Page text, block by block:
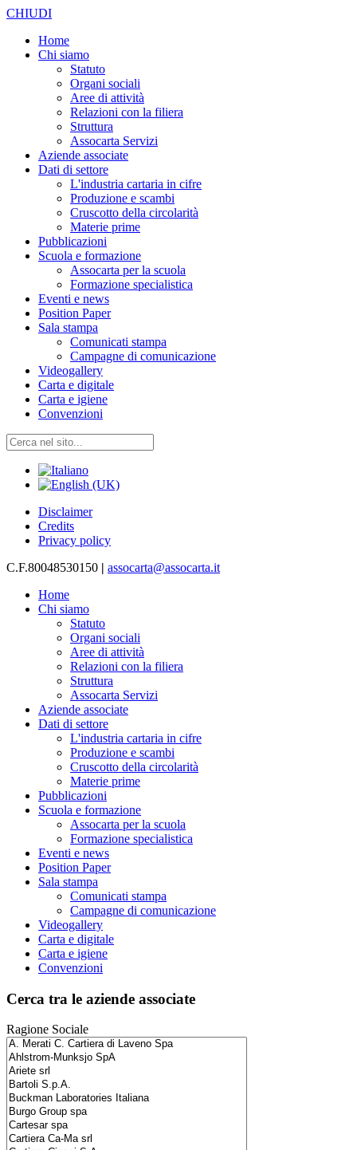
CHIUDI
Home
Chi siamo
Statuto
Organi sociali
Aree di attività
Relazioni con la filiera
Struttura
Assocarta Servizi
Aziende associate
Dati di settore
L'industria cartaria in cifre
Produzione e scambi
Cruscotto della circolarità
Materie prime
Pubblicazioni
Scuola e formazione
Assocarta per la scuola
Formazione specialistica
Eventi e news
Position Paper
Sala stampa
Comunicati stampa
Campagne di comunicazione
Videogallery
Carta e digitale
Carta e igiene
Convenzioni
Disclaimer
Credits
Privacy policy
C.F.80048530150 | assocarta@assocarta.it
Home
Chi siamo
Statuto
Organi sociali
Aree di attività
Relazioni con la filiera
Struttura
Assocarta Servizi
Aziende associate
Dati di settore
L'industria cartaria in cifre
Produzione e scambi
Cruscotto della circolarità
Materie prime
Pubblicazioni
Scuola e formazione
Assocarta per la scuola
Formazione specialistica
Eventi e news
Position Paper
Sala stampa
Comunicati stampa
Campagne di comunicazione
Videogallery
Carta e digitale
Carta e igiene
Convenzioni
Cerca tra le aziende associate
Ragione Sociale